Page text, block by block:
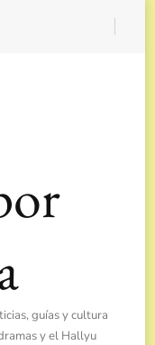
guías y cultura
y el Hallyu